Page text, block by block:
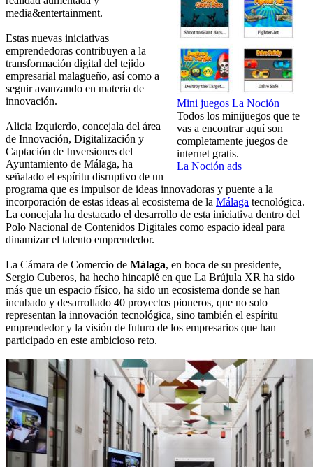
Mini juegos La Noción
Todos los minijuegos que te
vas a encontrar aquí son
completamente juegos de
internet gratis.
La Noción ads
media&entertainment.
Estas nuevas iniciativas
emprendedoras contribuyen a la
transformación digital del tejido
empresarial malagueño, así como a
seguir avanzando en materia de
innovación.
Alicia Izquierdo, concejala del área
de Innovación, Digitalización y
Captación de Inversiones del
Ayuntamiento de Málaga, ha
señalado el espíritu disruptivo de un
programa que es impulsor de ideas innovadoras y puente a la
incorporación de estas ideas al ecosistema de la Málaga tecnológica.
La concejala ha destacado el desarrollo de esta iniciativa dentro del
Polo Nacional de Contenidos Digitales como espacio ideal para
dinamizar el talento emprendedor.
La Cámara de Comercio de Málaga, en boca de su presidente,
Sergio Cuberos, ha hecho hincapié en que La Brújula XR ha sido
más que un espacio físico, ha sido un ecosistema donde se han
incubado y desarrollado 40 proyectos pioneros, que no solo
representan la innovación tecnológica, sino también el espíritu
emprendedor y la visión de futuro de los empresarios que han
participado en este ambicioso reto.